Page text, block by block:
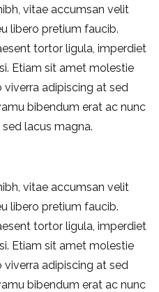
vitae accumsan velit
libero pretium faucib.
tortor ligula, imperdiet
Etiam sit amet molestie
adipiscing at sed
bibendum erat ac nunc
lacus magna.
vitae accumsan velit
libero pretium faucib.
tortor ligula, imperdiet
Etiam sit amet molestie
adipiscing at sed
bibendum erat ac nunc